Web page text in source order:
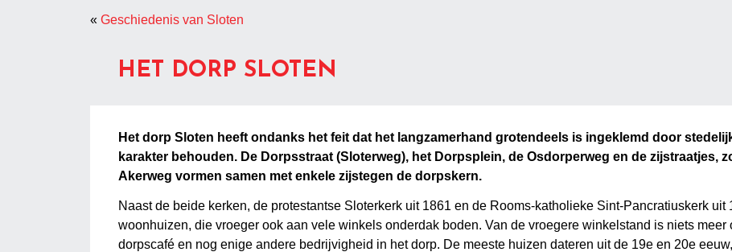
« Geschiedenis van Sloten
HET DORP SLOTEN
Het dorp Sloten heeft ondanks het feit dat het langzamerhand grotendeels is ingeklemd door
karakter behouden. De Dorpsstraat (Sloterweg), het Dorpsplein, de Osdorperweg en de zijstraatjes,
Akerweg vormen samen met enkele zijstegen de dorpskern.
Naast de beide kerken, de protestantse Sloterkerk uit 1861 en de Rooms-katholieke Sint-Pancratiuskerk
woonhuizen, die vroeger ook aan vele winkels onderdak boden. Van de vroegere winkelstand is niets
dorpscafé en nog enige andere bedrijvigheid in het dorp. De meeste huizen dateren uit de 19e en 20e